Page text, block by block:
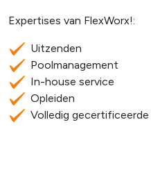
Expertises van FlexWorx!:
Uitzenden
Poolmanagement
In-house service
Opleiden
Volledig